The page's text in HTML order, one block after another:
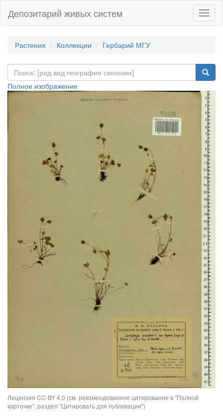
Депозитарий живых систем
Растения Коллекции Гербарий МГУ
Полное изображение
Лицензия CC-BY 4.0 (см. рекомендованное цитирование в "Полной
карточке", раздел "Цитировать для публикации")